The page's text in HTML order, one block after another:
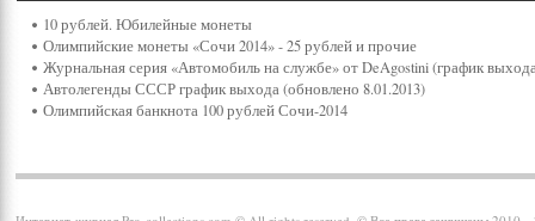
10 рублей. Юбилейные монеты
Олимпийские монеты «Сочи 2014» - 25 рублей и прочие
Журнальная серия «Автомобиль на службе» от DeAgostini (график
Автолегенды СССР график выхода (обновлено 8.01.2013)
Олимпийская банкнота 100 рублей Сочи-2014